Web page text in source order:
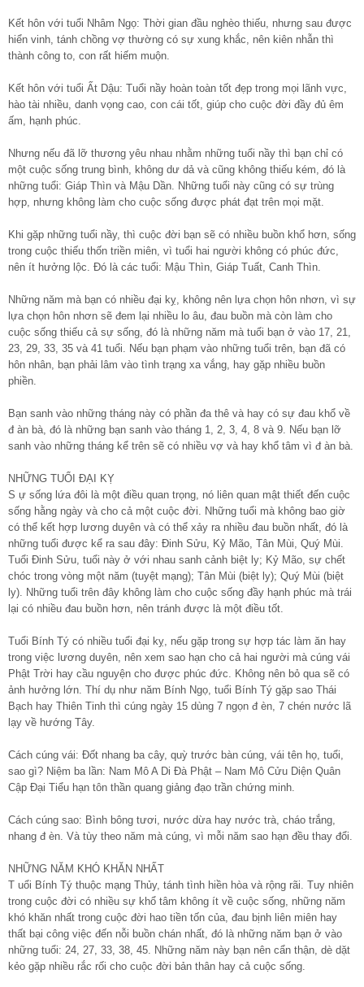
Kết hôn với tuổi Nhâm Ngọ: Thời gian đầu nghèo thiếu, nhưng sau được
hiển vinh, tánh chồng vợ thường có sự xung khắc, nên kiên nhẫn thì
thành công to, con rất hiếm muộn.
Kết hôn với tuổi Ất Dậu: Tuổi nầy hoàn toàn tốt đẹp trong mọi lãnh vực,
hào tài nhiều, danh vọng cao, con cái tốt, giúp cho cuộc đời đầy đủ êm
ấm, hạnh phúc.
Nhưng nếu đã lỡ thương yêu nhau nhằm những tuổi nầy thì bạn chỉ có
một cuộc sống trung bình, không dư dả và cũng không thiếu kém, đó là
những tuổi: Giáp Thìn và Mậu Dần. Những tuổi này cũng có sự trùng
hợp, nhưng không làm cho cuộc sống được phát đạt trên mọi mặt.
Khi gặp những tuổi nầy, thì cuộc đời bạn sẽ có nhiều buồn khổ hơn, sống
trong cuộc thiếu thốn triền miên, vì tuổi hai người không có phúc đức,
nên ít hưởng lộc. Đó là các tuổi: Mậu Thìn, Giáp Tuất, Canh Thìn.
Những năm mà bạn có nhiều đại kỵ, không nên lựa chọn hôn nhơn, vì sự
lựa chọn hôn nhơn sẽ đem lại nhiều lo âu, đau buồn mà còn làm cho
cuộc sống thiếu cả sự sống, đó là những năm mà tuổi bạn ở vào 17, 21,
23, 29, 33, 35 và 41 tuổi. Nếu bạn phạm vào những tuổi trên, bạn đã có
hôn nhân, bạn phải lâm vào tình trạng xa vắng, hay gặp nhiều buồn
phiền.
Bạn sanh vào những tháng này có phần đa thê và hay có sự đau khổ về
đ àn bà, đó là những bạn sanh vào tháng 1, 2, 3, 4, 8 và 9. Nếu bạn lỡ
sanh vào những tháng kể trên sẽ có nhiều vợ và hay khổ tâm vì đ àn bà.
NHỮNG TUỔI ĐẠI KỴ
S ự sống lứa đôi là một điều quan trọng, nó liên quan mật thiết đến cuộc
sống hằng ngày và cho cả một cuộc đời. Những tuổi mà không bao giờ
có thể kết hợp lương duyên và có thể xảy ra nhiều đau buồn nhất, đó là
những tuổi được kể ra sau đây: Đinh Sửu, Kỷ Mão, Tân Mùi, Quý Mùi.
Tuổi Đinh Sửu, tuổi này ở với nhau sanh cảnh biệt ly; Kỷ Mão, sự chết
chóc trong vòng một năm (tuyệt mạng); Tân Mùi (biệt ly); Quý Mùi (biệt
ly). Những tuổi trên đây không làm cho cuộc sống đầy hạnh phúc mà trái
lại có nhiều đau buồn hơn, nên tránh được là một điều tốt.
Tuổi Bính Tý có nhiều tuổi đại kỵ, nếu gặp trong sự hợp tác làm ăn hay
trong việc lương duyên, nên xem sao hạn cho cả hai người mà cúng vái
Phật Trời hay cầu nguyện cho được phúc đức. Không nên bỏ qua sẽ có
ảnh hưởng lớn. Thí dụ như năm Bính Ngọ, tuổi Bính Tý gặp sao Thái
Bạch hay Thiên Tinh thì cúng ngày 15 dùng 7 ngọn đ èn, 7 chén nước lã
lạy về hướng Tây.
Cách cúng vái: Đốt nhang ba cây, quỳ trước bàn cúng, vái tên họ, tuổi,
sao gì? Niệm ba lần: Nam Mô A Di Đà Phật – Nam Mô Cửu Diện Quân
Cập Đại Tiểu hạn tôn thần quang giảng đạo trần chứng minh.
Cách cúng sao: Bình bông tươi, nước dừa hay nước trà, cháo trắng,
nhang đ èn. Và tùy theo năm mà cúng, vì mỗi năm sao hạn đều thay đổi.
NHỮNG NĂM KHÓ KHĂN NHẤT
T uổi Bính Tý thuộc mạng Thủy, tánh tình hiền hòa và rộng rãi. Tuy nhiên
trong cuộc đời có nhiều sự khổ tâm không ít về cuộc sống, những năm
khó khăn nhất trong cuộc đời hao tiền tốn của, đau bịnh liên miên hay
thất bại công việc đến nỗi buồn chán nhất, đó là những năm bạn ở vào
những tuổi: 24, 27, 33, 38, 45. Những năm này bạn nên cẩn thận, dè dặt
kẻo gặp nhiều rắc rối cho cuộc đời bản thân hay cả cuộc sống.